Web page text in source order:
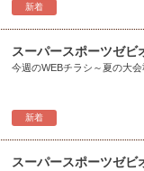
新着
新着
スーパースポーツゼビ
今週のWEBチラシ～夏の大会
スーパースポーツゼビ